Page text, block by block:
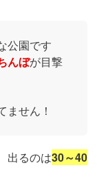
公園です
んぼが目撃
ません！
出るのは30～40